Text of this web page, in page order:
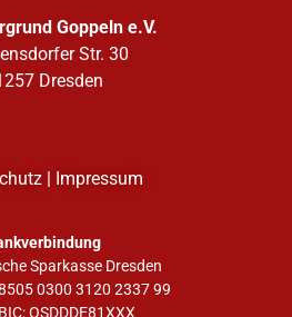
Goppeln e.V.
Str. 30
Dresden
Impressum
Sparkasse Dresden
0300 3120 2337 99
OSDDDE81XXX